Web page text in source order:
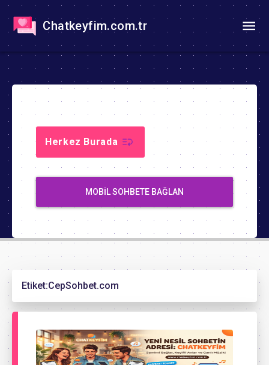
Chatkeyfim.com.tr
Herkez Burada
MOBIL SOHBETE BAĞLAN
Etiket:CepSohbet.com